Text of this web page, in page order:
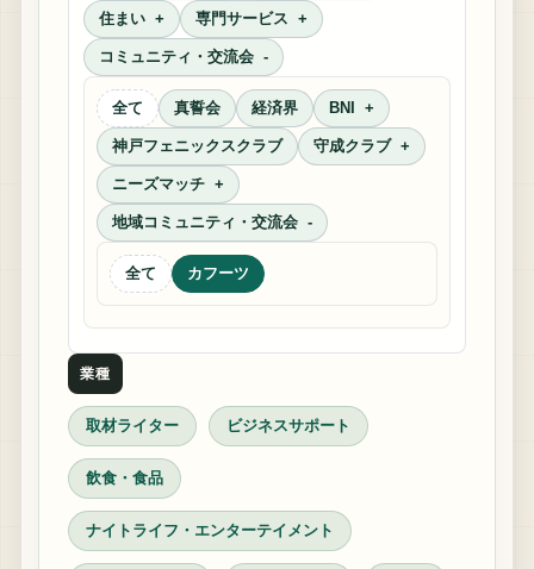
住まい 専門サービス
コミュニティ・交流会
全て 真誓会 経済界 BNI
神戸フェニックスクラブ 守成クラブ
ニーズマッチ
地域コミュニティ・交流会
全て カフーツ
業種
取材ライター ビジネスサポート
飲食・食品
ナイトライフ・エンターテイメント